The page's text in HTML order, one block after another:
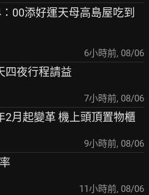
00添好運天母高島屋吃到
6小時前, 08/06
四夜行程請益
7小時前, 08/06
2月起變革 機上頭頂置物櫃
9小時前, 08/06
11小時前, 08/06